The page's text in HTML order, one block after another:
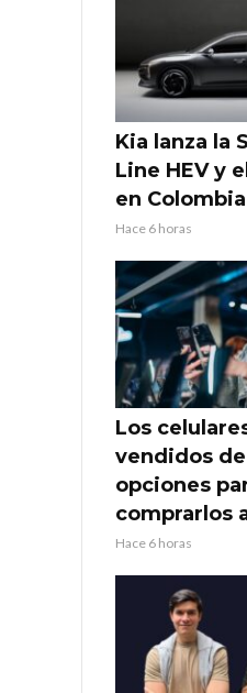
Kia lanza la
Line HEV y
en Colombia
Hace 6 horas
Los
vendidos
opciones
comprarlos
Hace 6 horas